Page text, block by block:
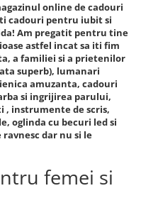
online de cadouri
cadouri pentru iubit si
Am pregatit pentru tine
astfel incat sa iti fim
a familiei si a prietenilor
superb), lumanari
amuzanta, cadouri
si ingrijirea parului,
instrumente de scris,
oglinda cu becuri led si
dar nu si le
femei si